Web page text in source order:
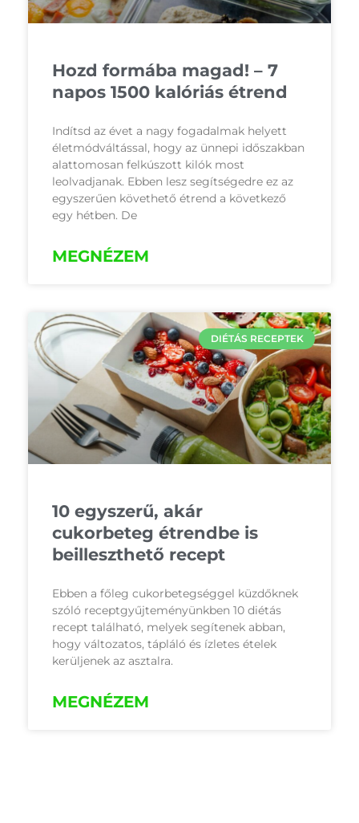
Hozd formába magad! – 7
napos 1500 kalóriás étrend
Indítsd az évet a nagy fogadalmak helyett
életmódváltással, hogy az ünnepi időszakban
alattomosan felkúszott kilók most
leolvadjanak. Ebben lesz segítségedre ez az
egyszerűen követhető étrend a következő
egy hétben. De
MEGNÉZEM
DIÉTÁS RECEPTEK
10 egyszerű, akár
cukorbeteg étrendbe is
beilleszthető recept
Ebben a főleg cukorbetegséggel küzdőknek
szóló receptgyűjteményünkben 10 diétás
recept található, melyek segítenek abban,
hogy változatos, tápláló és ízletes ételek
kerüljenek az asztalra.
MEGNÉZEM